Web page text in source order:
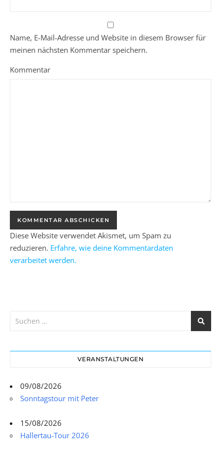
Name, E-Mail-Adresse und Website in diesem Browser für
meinen nächsten Kommentar speichern.
Kommentar
Diese Website verwendet Akismet, um Spam zu
reduzieren. Erfahre, wie deine Kommentardaten
verarbeitet werden.
VERANSTALTUNGEN
09/08/2026
Sonntagstour mit Peter
15/08/2026
Hallertau-Tour 2026